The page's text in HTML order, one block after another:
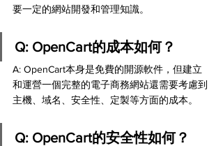
要一定的網站開發和管理知識。
Q: OpenCart的成本如何？
A: OpenCart本身是免費的開源軟件，但建立
和運營一個完整的電子商務網站還需要考慮到
主機、域名、安全性、定製等方面的成本。
Q: OpenCart的安全性如何？